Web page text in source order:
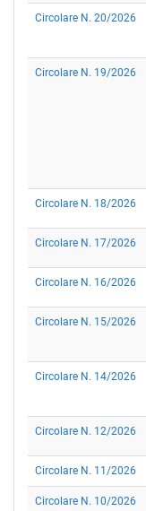
Circolare N. 20/2026
Circolare N. 19/2026
Circolare N. 18/2026
Circolare N. 17/2026
Circolare N. 16/2026
Circolare N. 15/2026
Circolare N. 14/2026
Circolare N. 12/2026
Circolare N. 11/2026
Circolare N. 10/2026